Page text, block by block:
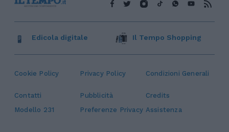
Cookie Policy Privacy Policy Condizioni Generali
Contatti Pubblicità
Credits
Modello 231
Preferenze Privacy Assistenza
Edicola digitale Il Tempo Shopping